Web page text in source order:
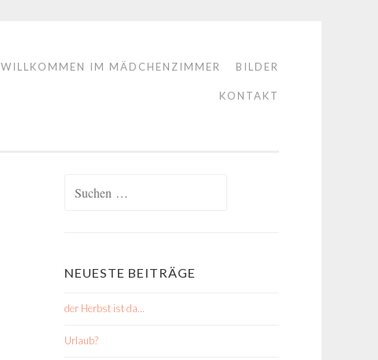
WILLKOMMEN IM MÄDCHENZIMMER BILDER
KONTAKT
NEUESTE BEITRÄGE
der Herbst ist da…
Urlaub?